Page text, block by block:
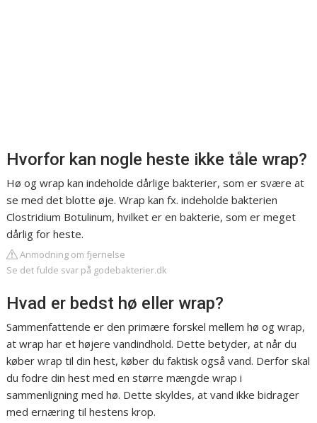
Hvorfor kan nogle heste ikke tåle wrap?
Hø og wrap kan indeholde dårlige bakterier, som er svære at
se med det blotte øje. Wrap kan fx. indeholde bakterien
Clostridium Botulinum, hvilket er en bakterie, som er meget
dårlig for heste.
Anmodning om fjernelse
Se det fulde svar på godebakterier.dk
Hvad er bedst hø eller wrap?
Sammenfattende er den primære forskel mellem hø og wrap,
at wrap har et højere vandindhold. Dette betyder, at når du
køber wrap til din hest, køber du faktisk også vand. Derfor skal
du fodre din hest med en større mængde wrap i
sammenligning med hø. Dette skyldes, at vand ikke bidrager
med ernæring til hestens krop.